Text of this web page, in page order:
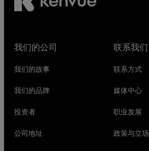
我们的公司
我们的故事
我们的品牌
投资者
公司地址
联系我们
联系方式
媒体中心
职业发展
政策与立场